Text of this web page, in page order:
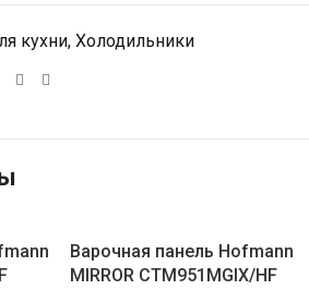
кухни, Холодильники
Варочная панель Hofmann
MIRROR CTM951MGIX/HF